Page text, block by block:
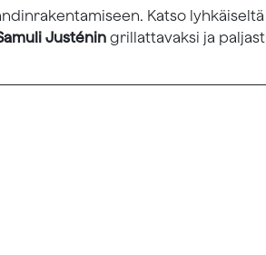
Katso
Justénin grillattavaksi ja